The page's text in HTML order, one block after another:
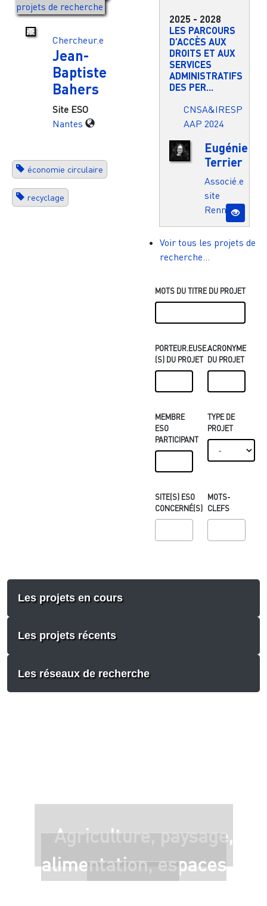
projets de recherche
Chercheur.e
Jean-
Baptiste
Bahers
Site ESO
Nantes
économie circulaire
recyclage
2025 - 2028
LES PARCOURS
D’ACCÈS AUX
DROITS ET AUX
SERVICES
ADMINISTRATIFS
DES PER...
CNSA&IRESP
AAP 2024
Eugénie
Terrier
Associé.e
site
Rennes
Voir tous les projets de
recherche...
MOTS DU TITRE DU PROJET
PORTEUR.EUSE.
(S) DU PROJET
ACRONYME
DU PROJET
MEMBRE
ESO
PARTICIPANT
TYPE DE
PROJET
SITE(S) ESO
CONCERNÉ(S)
MOTS-
CLEFS
Les projets en cours
Les projets récents
Les réseaux de recherche
Agriculture, paysage,
alimentation, espaces